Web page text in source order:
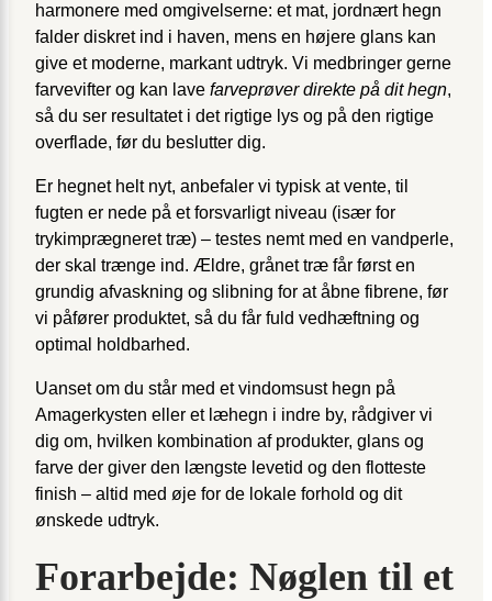
harmonere med omgivelserne: et mat, jordnært hegn
falder diskret ind i haven, mens en højere glans kan
give et moderne, markant udtryk. Vi medbringer gerne
farvevifter og kan lave farveprøver direkte på dit hegn,
så du ser resultatet i det rigtige lys og på den rigtige
overflade, før du beslutter dig.
Er hegnet helt nyt, anbefaler vi typisk at vente, til
fugten er nede på et forsvarligt niveau (især for
trykimprægneret træ) – testes nemt med en vandperle,
der skal trænge ind. Ældre, grånet træ får først en
grundig afvaskning og slibning for at åbne fibrene, før
vi påfører produktet, så du får fuld vedhæftning og
optimal holdbarhed.
Uanset om du står med et vindomsust hegn på
Amagerkysten eller et læhegn i indre by, rådgiver vi
dig om, hvilken kombination af produkter, glans og
farve der giver den længste levetid og den flotteste
finish – altid med øje for de lokale forhold og dit
ønskede udtryk.
Forarbejde: Nøglen til et